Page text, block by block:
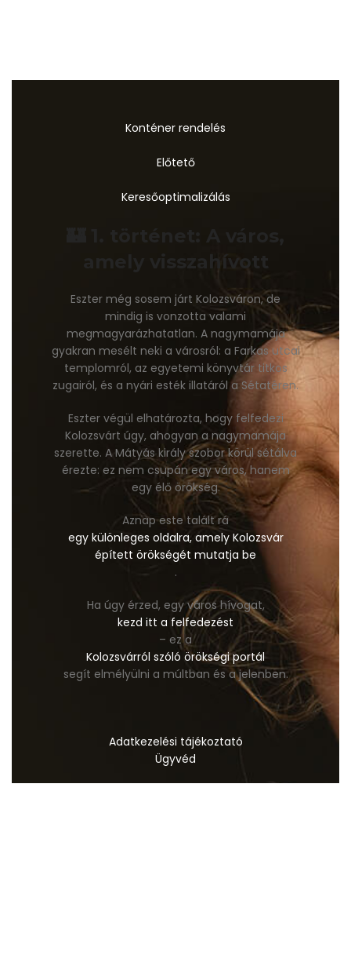
Konténer rendelés
Előtető
Keresőoptimalizálás
🏰 1. történet: A város,
amely visszahívott
Eszter még sosem járt Kolozsváron, de
mindig is vonzotta valami
megmagyarázhatatlan. A nagymamája
gyakran mesélt neki a városról: a Farkas utcai
templomról, az egyetemi könyvtár titkos
zugairól, és a nyári esték illatáról a Sétatéren.
Eszter végül elhatározta, hogy felfedezi
Kolozsvárt úgy, ahogyan a nagymamája
szerette. A Mátyás király szobor körül sétálva
érezte: ez nem csupán egy város, hanem
egy élő örökség.
Aznap este talált rá
egy különleges oldalra, amely Kolozsvár
épített örökségét mutatja be
.
Ha úgy érzed, egy város hívogat,
kezd itt a felfedezést
– ez a
Kolozsvárról szóló örökségi portál
segít elmélyülni a múltban és a jelenben.
Adatkezelési tájékoztató
Ügyvéd